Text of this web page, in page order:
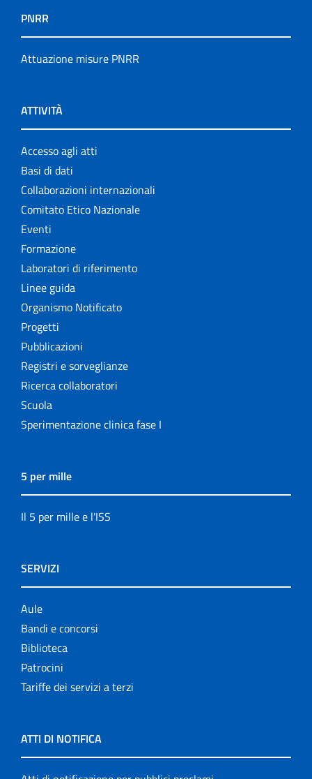
PNRR
Attuazione misure PNRR
ATTIVITÀ
Accesso agli atti
Basi di dati
Collaborazioni internazionali
Comitato Etico Nazionale
Eventi
Formazione
Laboratori di riferimento
Linee guida
Organismo Notificato
Progetti
Pubblicazioni
Registri e sorveglianze
Ricerca collaboratori
Scuola
Sperimentazione clinica fase I
5 per mille
Il 5 per mille e l'ISS
SERVIZI
Aule
Bandi e concorsi
Biblioteca
Patrocini
Tariffe dei servizi a terzi
ATTI DI NOTIFICA